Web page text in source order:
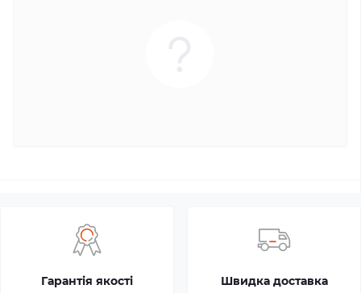
Гарантія якості Швидка доставка